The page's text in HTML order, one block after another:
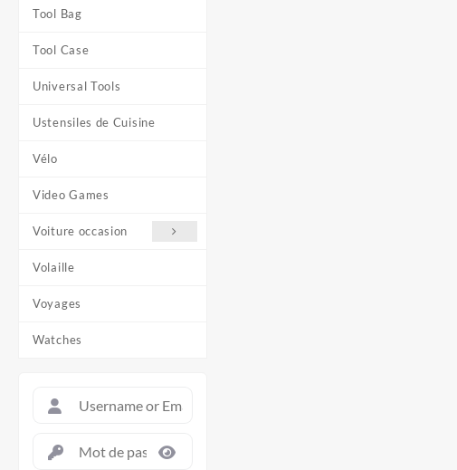
Tool Bag
Tool Case
Universal Tools
Ustensiles de Cuisine
Vélo
Video Games
Voiture occasion
Volaille
Voyages
Watches